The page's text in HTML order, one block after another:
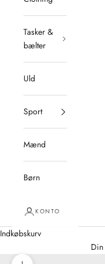
Tasker &
bælter
Uld
Sport
Mænd
Børn
KONTO
Indkøbskurv